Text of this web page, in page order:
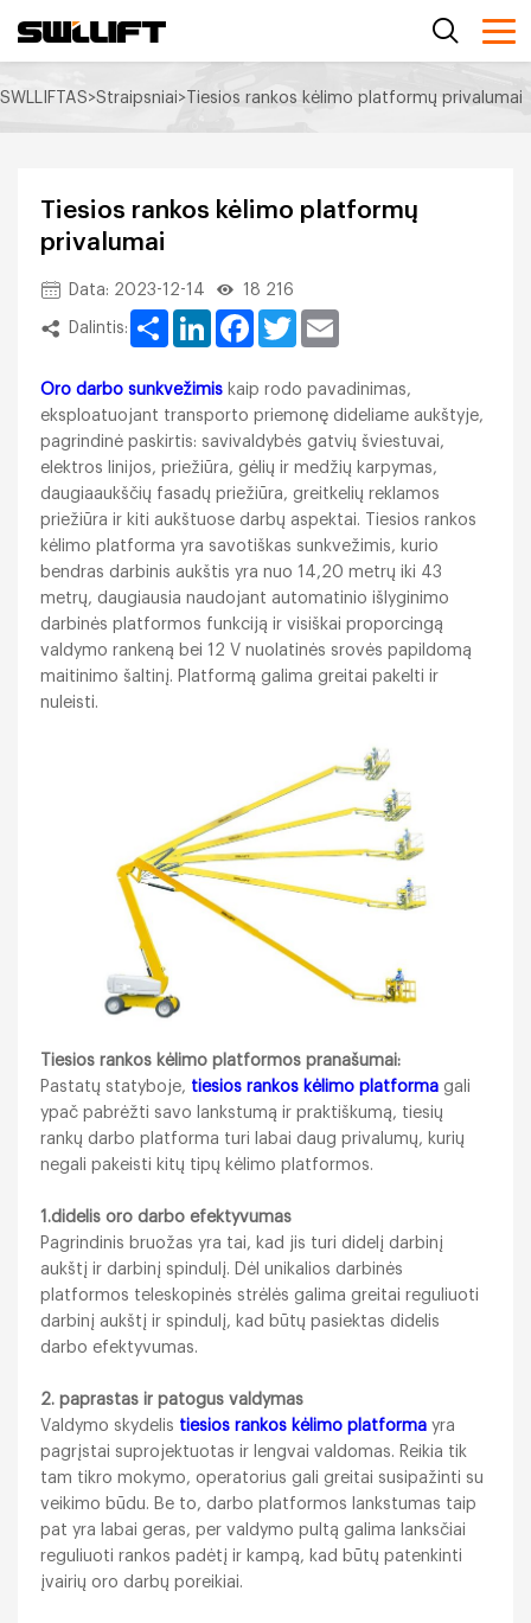
SWLLIFTAS>Straipsniai>Tiesios rankos kėlimo platformų privalumai
Tiesios rankos kėlimo platformų
privalumai
Data: 2023-12-14 18 216
Dalintis:
Share LinkedInFacebook
Twitter
Oro darbo sunkvežimis kaip rodo pavadinimas,
eksploatuojant transporto priemonę dideliame aukštyje,
pagrindinė paskirtis: savivaldybės gatvių šviestuvai,
elektros linijos, priežiūra, gėlių ir medžių karpymas,
daugiaaukščių fasadų priežiūra, greitkelių reklamos
priežiūra ir kiti aukštuose darbų aspektai. Tiesios rankos
kėlimo platforma yra savotiškas sunkvežimis, kurio
bendras darbinis aukštis yra nuo 14,20 metrų iki 43
metrų, daugiausia naudojant automatinio išlyginimo
darbinės platformos funkciją ir visiškai proporcingą
valdymo rankeną bei 12 V nuolatinės srovės papildomą
maitinimo šaltinį. Platformą galima greitai pakelti ir
nuleisti.
Tiesios rankos kėlimo platformos pranašumai:
Pastatų statyboje, tiesios rankos kėlimo platforma gali
ypač pabrėžti savo lankstumą ir praktiškumą, tiesių
rankų darbo platforma turi labai daug privalumų, kurių
negali pakeisti kitų tipų kėlimo platformos.
1.didelis oro darbo efektyvumas
Pagrindinis bruožas yra tai, kad jis turi didelį darbinį
aukštį ir darbinį spindulį. Dėl unikalios darbinės
platformos teleskopinės strėlės galima greitai reguliuoti
darbinį aukštį ir spindulį, kad būtų pasiektas didelis
darbo efektyvumas.
2. paprastas ir patogus valdymas
Valdymo skydelis tiesios rankos kėlimo platforma yra
pagrįstai suprojektuotas ir lengvai valdomas. Reikia tik
tam tikro mokymo, operatorius gali greitai susipažinti su
veikimo būdu. Be to, darbo platformos lankstumas taip
pat yra labai geras, per valdymo pultą galima lanksčiai
reguliuoti rankos padėtį ir kampą, kad būtų patenkinti
įvairių oro darbų poreikiai.